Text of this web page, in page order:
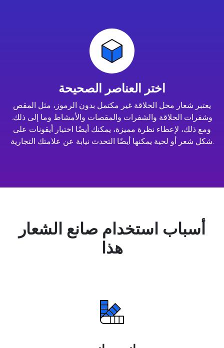
اختر العناصر الصحيحة
يعتبر شعار محل الحلاقة غير مكتمل بدون الرموز، مثل المقص
وشفرات الحلاقة والشفرات والمقصات والأمشاط وما إلى ذلك.
ومع ذلك، لإعطاء نظرة مميزة، يمكنك أيضًا اختيار أيقونات على
شكل شعر أو لحية يمكنها أيضًا التحدث نيابة عن علامتك التجارية.
أسباب استخدام صانع الشعار
هذا